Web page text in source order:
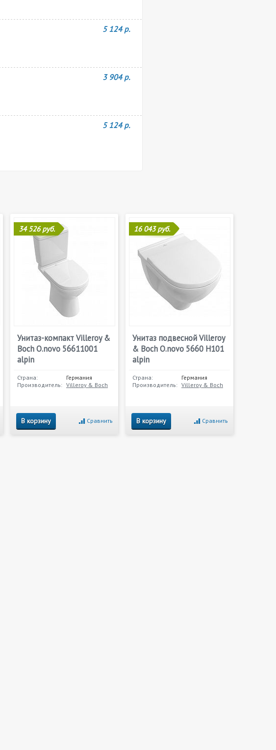
5 124 р.
3 904 р.
5 124 р.
34 526 руб.
Унитаз-компакт Villeroy &
Boch O.novo 56611001
alpin
Страна:
Германия
Производитель: Villeroy & Boch
В корзину Сравнить
16 043 руб.
Унитаз подвесной Villeroy
& Boch O.novo 5660 H101
alpin
Страна:
Германия
Производитель: Villeroy & Boch
В корзину Сравнить